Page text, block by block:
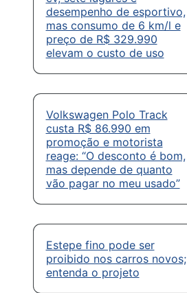
desempenho de esportivo,
mas consumo de 6 km/l e
preço de R$ 329.990
elevam o custo de uso
Volkswagen Polo Track
custa R$ 86.990 em
promoção e motorista
reage: “O desconto é bom,
mas depende de quanto
vão pagar no meu usado”
Estepe fino pode ser
proibido nos carros novos;
entenda o projeto